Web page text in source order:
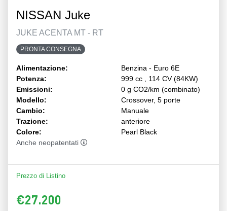
NISSAN Juke
JUKE ACENTA MT - RT
PRONTA CONSEGNA
Alimentazione:
Benzina - Euro 6E
Potenza:
999 cc , 114 CV (84KW)
Emissioni:
0 g CO2/km (combinato)
Modello:
Crossover, 5 porte
Cambio:
Manuale
Trazione:
anteriore
Colore:
Pearl Black
Anche neopatentati
Prezzo di Listino
€27.200